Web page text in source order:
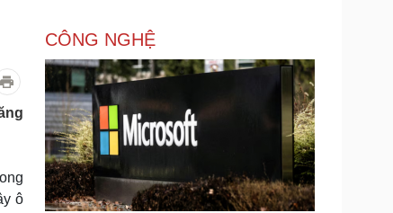
Giá cà phê
nghiệp
tin doanh nghiệp
nghiệp 24h
nhân
cộng đồng
Công nghệ
Sành điệu
Trải nghiệm
Chuyển đổi số
ô
CÔNG NGHỆ